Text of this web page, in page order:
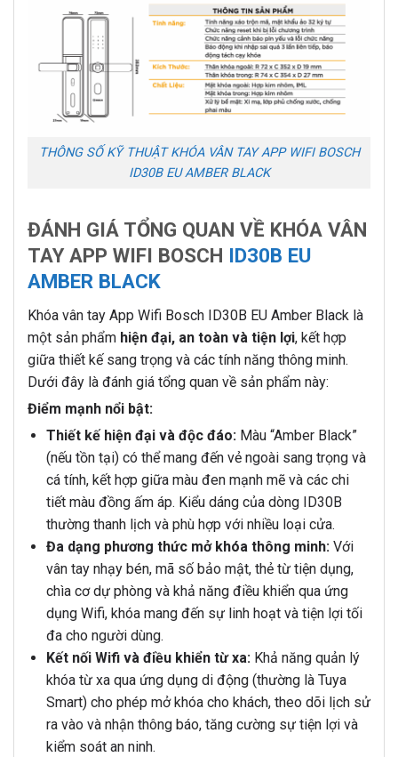
THÔNG SỐ KỸ THUẬT KHÓA VÂN TAY APP WIFI BOSCH
ID30B EU AMBER BLACK
ĐÁNH GIÁ TỔNG QUAN VỀ KHÓA VÂN
TAY APP WIFI BOSCH ID30B EU
AMBER BLACK
Khóa vân tay App Wifi Bosch ID30B EU Amber Black là
một sản phẩm hiện đại, an toàn và tiện lợi, kết hợp
giữa thiết kế sang trọng và các tính năng thông minh.
Dưới đây là đánh giá tổng quan về sản phẩm này:
Điểm mạnh nổi bật:
Thiết kế hiện đại và độc đáo:Màu “Amber Black”
(nếu tồn tại) có thể mang đến vẻ ngoài sang trọng và
cá tính, kết hợp giữa màu đen mạnh mẽ và các chi
tiết màu đồng ấm áp. Kiểu dáng của dòng ID30B
thường thanh lịch và phù hợp với nhiều loại cửa.
Đa dạng phương thức mở khóa thông minh:Với
vân tay nhạy bén, mã số bảo mật, thẻ từ tiện dụng,
chìa cơ dự phòng và khả năng điều khiển qua ứng
dụng Wifi, khóa mang đến sự linh hoạt và tiện lợi tối
đa cho người dùng.
Kết nối Wifi và điều khiển từ xa:Khả năng quản lý
khóa từ xa qua ứng dụng di động (thường là Tuya
Smart) cho phép mở khóa cho khách, theo dõi lịch sử
ra vào và nhận thông báo, tăng cường sự tiện lợi và
kiểm soát an ninh.